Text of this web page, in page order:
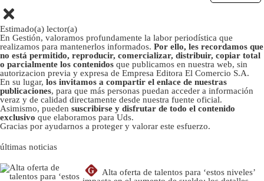
Estimado(a) lector(a)
En Gestión, valoramos profundamente la labor periodística que
realizamos para mantenerlos informados. Por ello, les recordamos que
no está permitido, reproducir, comercializar, distribuir, copiar total
o parcialmente los contenidos que publicamos en nuestra web, sin
autorizacion previa y expresa de Empresa Editora El Comercio S.A.
En su lugar, los invitamos a compartir el enlace de nuestras
publicaciones, para que más personas puedan acceder a información
veraz y de calidad directamente desde nuestra fuente oficial.
Asimismo, pueden suscribirse y disfrutar de todo el contenido
exclusivo que elaboramos para Uds.
Gracias por ayudarnos a proteger y valorar este esfuerzo.
últimas noticias
G
Alta oferta de talentos para ‘estos niveles’